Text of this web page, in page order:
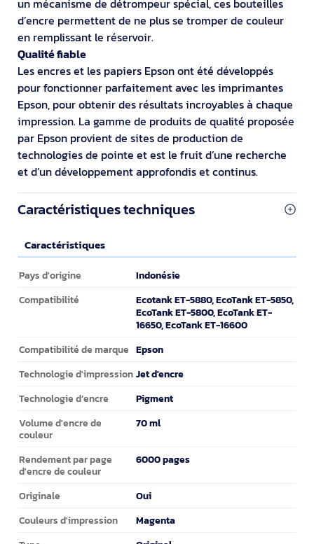
d’encre permettent de ne plus se tromper de couleur
en remplissant le réservoir.
Qualité fiable
Les encres et les papiers Epson ont été développés
pour fonctionner parfaitement avec les imprimantes
Epson, pour obtenir des résultats incroyables à chaque
impression. La gamme de produits de qualité proposée
par Epson provient de sites de production de
technologies de pointe et est le fruit d’une recherche
et d’un développement approfondis et continus.
Caractéristiques techniques
Caractéristiques
Caractéristiques
Pays d'origine Indonésie
Compatibilité
Ecotank ET-5880, EcoTank ET-5850,
EcoTank ET-5800, EcoTank ET-
16650, EcoTank ET-16600
Compatibilité de marque Epson
Technologie d'impression Jet d'encre
Technologie d’encre Pigment
Volume d'encre de
couleur
70 ml
Rendement par page
d'encre de couleur
6000 pages
Originale Oui
Couleurs d'impression Magenta